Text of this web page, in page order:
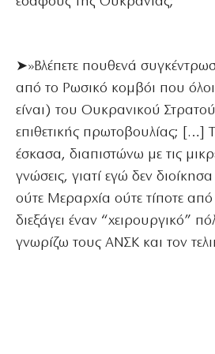
➤»Βλέπετε πουθενά
από το Ρωσικό κομβόι που
είναι) του Ουκρανικού
επιθετικής πρωτοβουλίας; […]
έσκασα, διαπιστώνω με τις
γνώσεις, γιατί εγώ δεν
ούτε Μεραρχία ούτε τίποτε
διεξάγει έναν “χειρουργικό”
γνωρίζω τους ΑΝΣΚ και τον